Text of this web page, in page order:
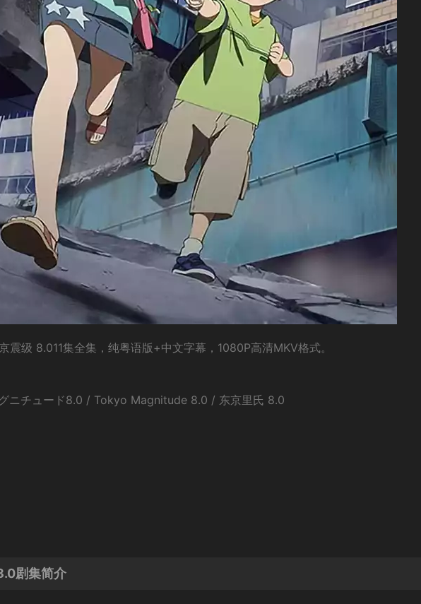
震级 8.011集全集，纯粤语版+中文字幕，1080P高清MKV格式。
ニチュード8.0 / Tokyo Magnitude 8.0 / 东京里氏 8.0
剧集简介